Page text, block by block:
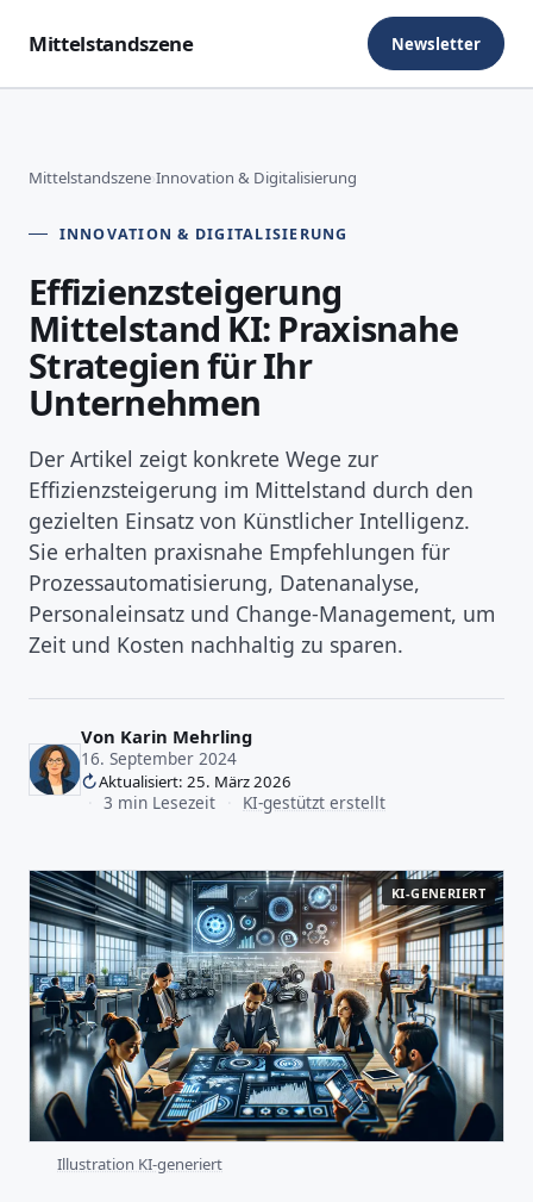
Mittelstandszene Newsletter
Mittelstandszene›Innovation & Digitalisierung
INNOVATION & DIGITALISIERUNG
Effizienzsteigerung
Mittelstand KI: Praxisnahe
Strategien für Ihr
Unternehmen
Der Artikel zeigt konkrete Wege zur
Effizienzsteigerung im Mittelstand durch den
gezielten Einsatz von Künstlicher Intelligenz.
Sie erhalten praxisnahe Empfehlungen für
Prozessautomatisierung, Datenanalyse,
Personaleinsatz und Change-Management, um
Zeit und Kosten nachhaltig zu sparen.
Von Karin Mehrling
16. September 2024
Aktualisiert: 25. März 2026
3 min Lesezeit KI-gestützt erstellt
KI-GENERIERT
Illustration KI-generiert